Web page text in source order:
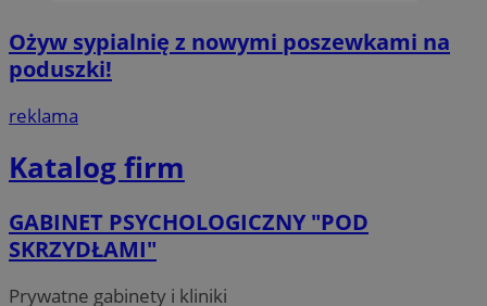
Ożyw sypialnię z nowymi poszewkami na
poduszki!
reklama
Katalog firm
GABINET PSYCHOLOGICZNY "POD
SKRZYDŁAMI"
Prywatne gabinety i kliniki